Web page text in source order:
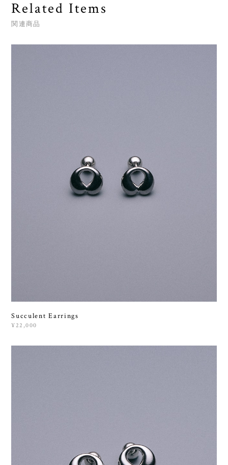
Related Items
関連商品
Succulent Earrings
¥22,000